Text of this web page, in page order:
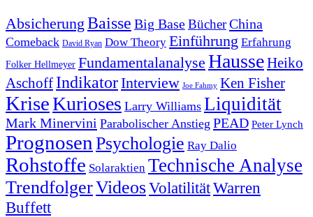
Absicherung Baisse Big BaseBücherChina
Comeback David Ryan Dow Theory Einführung Erfahrung
Folker Hellmeyer Fundamentalanalyse HausseHeiko
Aschoff IndikatorInterview Joe Fahmy Ken Fisher
KriseKurioses Larry Williams Liquidität
Mark Minervini Parabolischer Anstieg PEAD Peter Lynch
Prognosen Psychologie Ray Dalio
Rohstoffe Solaraktien Technische Analyse
TrendfolgerVideosVolatilitätWarren
Buffett